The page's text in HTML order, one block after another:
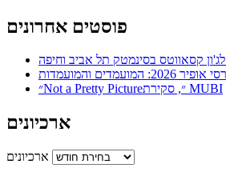
פוסטים אחרונים
קסאווטס בסינמטק תל אביב וחיפה
2026: המועמדים והמועמדות
״Not a Pretty Picture״, סקירת MUBI
ארכיונים
ארכיונים